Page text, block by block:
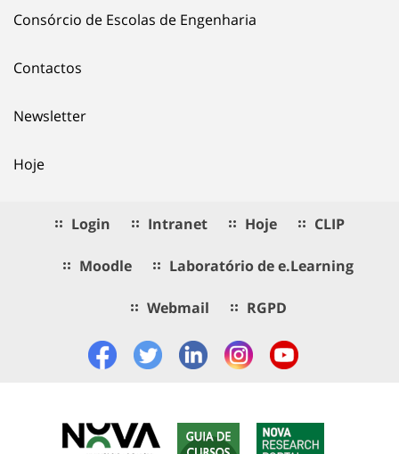
Consórcio de Escolas de Engenharia
Contactos
Newsletter
Hoje
Login Intranet Hoje CLIP
Moodle Laboratório de e.Learning
Webmail RGPD